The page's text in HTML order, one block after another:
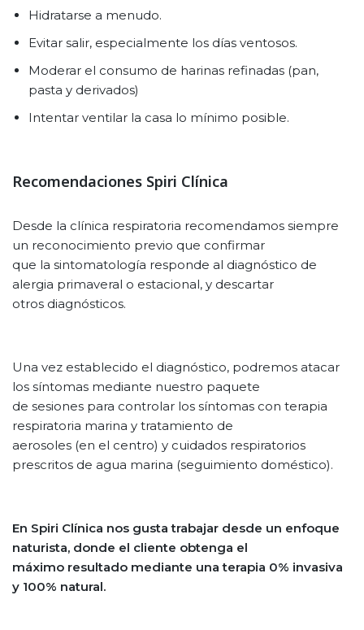
Hidratarse a menudo.
Evitar salir, especialmente los días ventosos.
Moderar el consumo de harinas refinadas (pan,
pasta y derivados)
Intentar ventilar la casa lo mínimo posible.
Recomendaciones Spiri Clínica
Desde la clínica respiratoria recomendamos siempre
un reconocimiento previo que confirmar
que la sintomatología responde al diagnóstico de
alergia primaveral o estacional, y descartar
otros diagnósticos.
Una vez establecido el diagnóstico, podremos atacar
los síntomas mediante nuestro paquete
de sesiones para controlar los síntomas con terapia
respiratoria marina y tratamiento de
aerosoles (en el centro) y cuidados respiratorios
prescritos de agua marina (seguimiento doméstico).
En Spiri Clínica nos gusta trabajar desde un enfoque
naturista, donde el cliente obtenga el
máximo resultado mediante una terapia 0% invasiva
y 100% natural.